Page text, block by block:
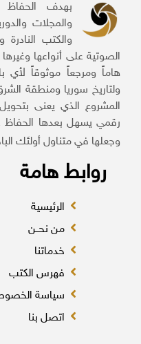
بهدف الحفاظ
والمجلات
والكتب النادرة
الصوتية على أنواعها
هاماً ومرجعاً موثوقاً لأي
ولتاريخ سوريا ومنطقة
المشروع الذي يعنى
رقمي يسهل بعدها الحفاظ
وجعلها في متناول أولئك
روابط هامة
الرئيسية
من نحــن
خدماتنا
فهرس الكتب
سياسة
اتصل بنا